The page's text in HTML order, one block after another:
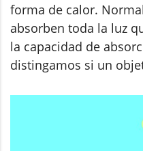
forma de calor.
absorben toda la luz
la capacidad de
distingamos si un